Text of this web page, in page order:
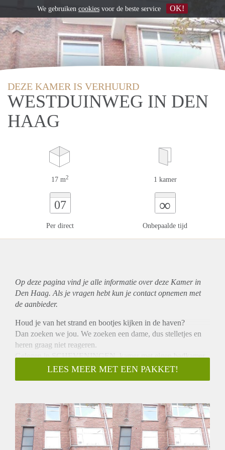
DEZE KAMER IS VERHUURD
WESTDUINWEG IN DEN
HAAG
17 m2 1 kamer
07
Per direct
∞
Onbepaalde tijd
Op deze pagina vind je alle informatie over deze Kamer in
Den Haag. Als je vragen hebt kun je contact opnemen met
de aanbieder.
Houd je van het strand en bootjes kijken in de haven?
Dan zoeken we jou. We zoeken een dame, dus stelletjes en
heren graag niet reageren.
Gelegen in SCHEVENINGEN, kamer met eigen badkamer
keuken DELEN met 2 andere dames
Portiek 1e etage – entree – gang met meterkast met de cv/ww
met een zwevend toilet, wastafel en douche – een
gezamenlijke (3 pers.) luxe “Siematic” keuken met rvs
ingebouwde “Constructa” apparatuur o.a. vaatwasser, oven,
gaskookplaat en afzuigkap, losse koelkast met vriezer (3
LEES MEER MET EEN PAKKET!
We gebruiken cookies voor de beste service OK!